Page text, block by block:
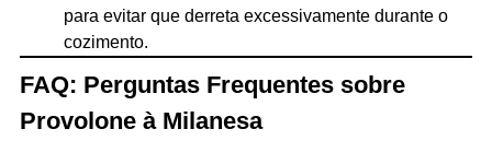
para evitar que derreta excessivamente durante o
cozimento.
FAQ: Perguntas Frequentes sobre
Provolone à Milanesa